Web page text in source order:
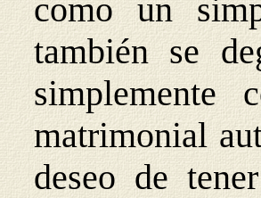
como un
también se
matrimonial
deseo de